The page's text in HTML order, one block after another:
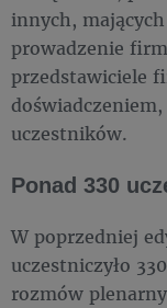
innych,
prowadzenie
przedstawiciele
uczestników.
Ponad 330
W poprzedniej
uczestniczyło
rozmów